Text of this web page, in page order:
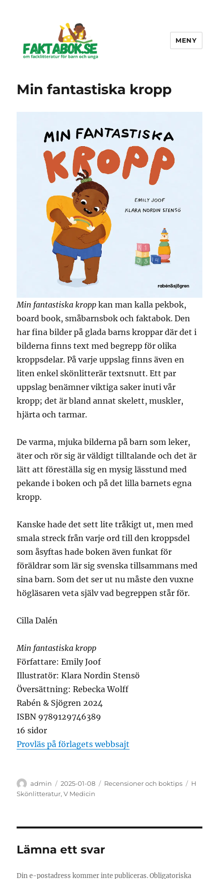
MENY
Min fantastiska kropp
Min fantastiska kropp kan man kalla pekbok,
board book, småbarnsbok och faktabok. Den
har fina bilder på glada barns kroppar där det i
bilderna finns text med begrepp för olika
kroppsdelar. På varje uppslag finns även en
liten enkel skönlitterär textsnutt. Ett par
uppslag benämner viktiga saker inuti vår
kropp; det är bland annat skelett, muskler,
hjärta och tarmar.
De varma, mjuka bilderna på barn som leker,
äter och rör sig är väldigt tilltalande och det är
lätt att föreställa sig en mysig lässtund med
pekande i boken och på det lilla barnets egna
kropp.
Kanske hade det sett lite tråkigt ut, men med
smala streck från varje ord till den kroppsdel
som åsyftas hade boken även funkat för
föräldrar som lär sig svenska tillsammans med
sina barn. Som det ser ut nu måste den vuxne
högläsaren veta själv vad begreppen står för.
Cilla Dalén
Min fantastiska kropp
Författare: Emily Joof
Illustratör: Klara Nordin Stensö
Översättning: Rebecka Wolff
Rabén & Sjögren 2024
ISBN 9789129746389
16 sidor
Provläs på förlagets webbsajt
Författare
admin
Publicerat
den
2025-01-08 Kategorier
Recensioner och boktips Etiketter
H
Skönlitteratur,V Medicin
Lämna ett svar
Din e-postadress kommer inte publiceras. Obligatoriska